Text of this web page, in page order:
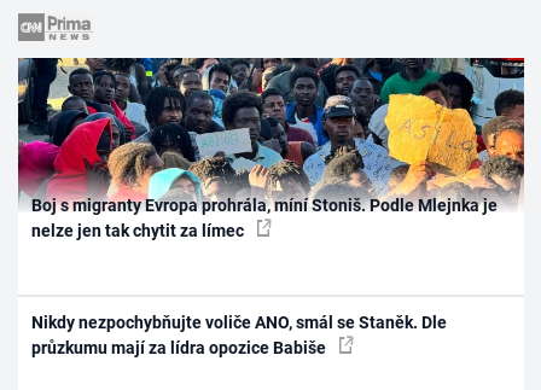
Boj s migranty Evropa prohrála, míní Stoniš. Podle Mlejnka je
nelze jen tak chytit za límec
Nikdy nezpochybňujte voliče ANO, smál se Staněk. Dle
průzkumu mají za lídra opozice Babiše